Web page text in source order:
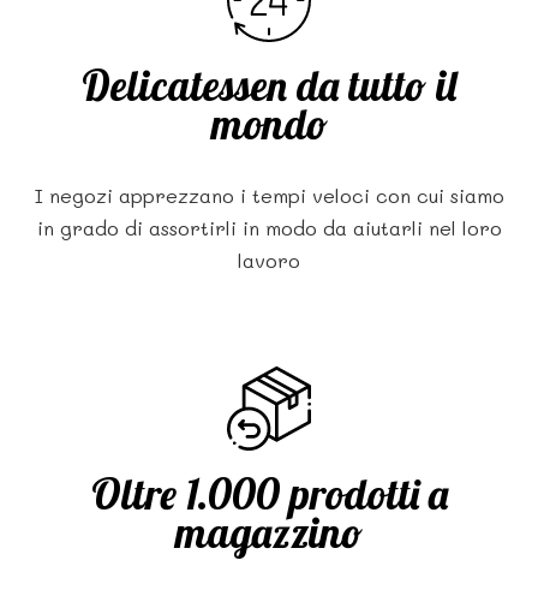
Delicatessen da tutto il
mondo
I negozi apprezzano i tempi veloci con cui siamo
in grado di assortirli in modo da aiutarli nel loro
lavoro
Oltre 1.000 prodotti a
magazzino